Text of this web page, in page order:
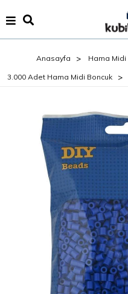
Anasayfa Hama Midi
3.000 Adet Hama Midi Boncuk